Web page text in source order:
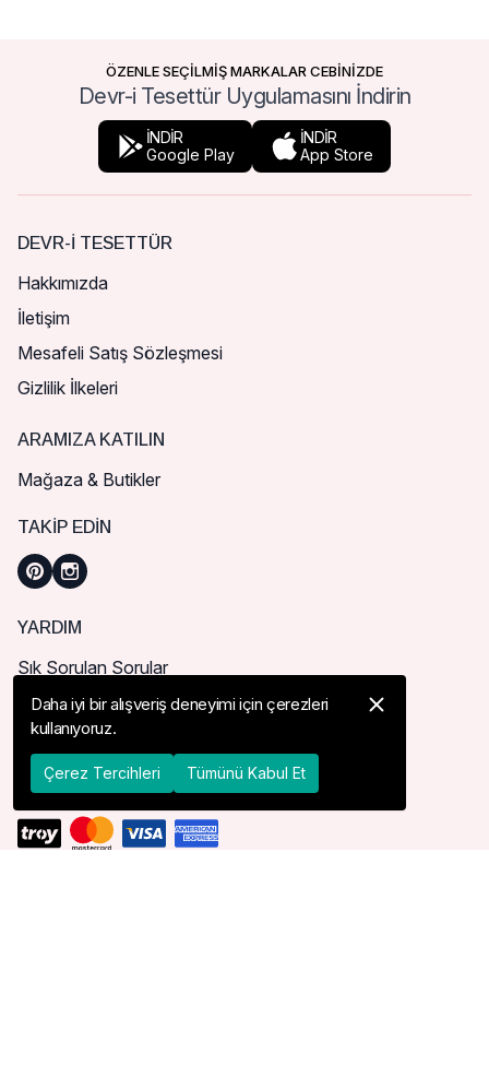
ÖZENLE SEÇİLMİŞ MARKALAR CEBİNİZDE
Devr-i Tesettür Uygulamasını İndirin
İNDİR
Google Play
İNDİR
App Store
DEVR-I TESETTÜR
Hakkımızda
İletişim
Mesafeli Satış Sözleşmesi
Gizlilik İlkeleri
ARAMIZA KATILIN
Mağaza & Butikler
TAKIP EDIN
YARDIM
Sık Sorulan Sorular
Nasıl Sipariş Verebilirim?
Kargo ve Teslimat
İade, İptal ve Değişim
Daha iyi bir alışveriş deneyimi için çerezleri
kullanıyoruz.
Çerez Tercihleri Tümünü Kabul Et